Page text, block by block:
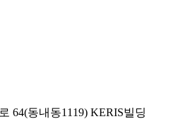
64(동내동1119) KERIS빌딩